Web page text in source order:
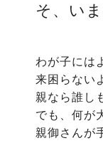
そ、い
わが子には
来困らない
親なら誰し
でも、何が
親御さんが